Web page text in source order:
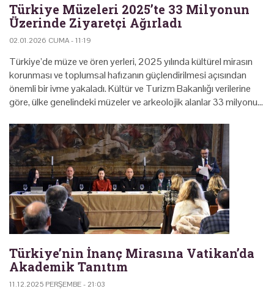
Türkiye Müzeleri 2025’te 33 Milyonun
Üzerinde Ziyaretçi Ağırladı
02.01.2026 CUMA - 11:19
Türkiye’de müze ve ören yerleri, 2025 yılında kültürel mirasın
korunması ve toplumsal hafızanın güçlendirilmesi açısından
önemli bir ivme yakaladı. Kültür ve Turizm Bakanlığı verilerine
göre, ülke genelindeki müzeler ve arkeolojik alanlar 33 milyonu…
Türkiye’nin İnanç Mirasına Vatikan’da
Akademik Tanıtım
11.12.2025 PERŞEMBE - 21:03